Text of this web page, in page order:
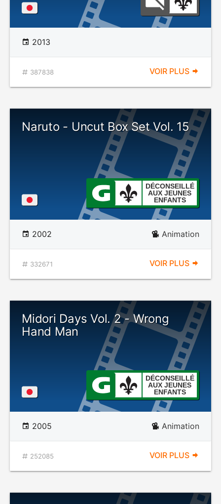
2013
387838 VOIR PLUS
Naruto - Uncut Box Set Vol. 15
DÉCONSEILLÉ
AUX JEUNES
ENFANTS
2002 Animation
332671 VOIR PLUS
Midori Days Vol. 2 - Wrong
Hand Man
DÉCONSEILLÉ
AUX JEUNES
ENFANTS
2005 Animation
252085 VOIR PLUS